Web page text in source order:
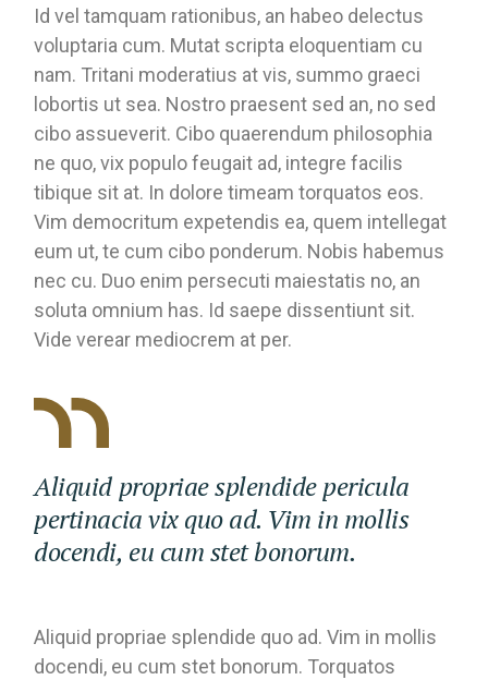
Id vel tamquam rationibus, an habeo delectus
voluptaria cum. Mutat scripta eloquentiam cu
nam. Tritani moderatius at vis, summo graeci
lobortis ut sea. Nostro praesent sed an, no sed
cibo assueverit. Cibo quaerendum philosophia
ne quo, vix populo feugait ad, integre facilis
tibique sit at. In dolore timeam torquatos eos.
Vim democritum expetendis ea, quem intellegat
eum ut, te cum cibo ponderum. Nobis habemus
nec cu. Duo enim persecuti maiestatis no, an
soluta omnium has. Id saepe dissentiunt sit.
Vide verear mediocrem at per.
Aliquid propriae splendide pericula
pertinacia vix quo ad. Vim in mollis
docendi, eu cum stet bonorum.
Aliquid propriae splendide quo ad. Vim in mollis
docendi, eu cum stet bonorum. Torquatos